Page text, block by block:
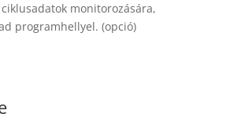
monitorozására,
programhellyel. (opció)